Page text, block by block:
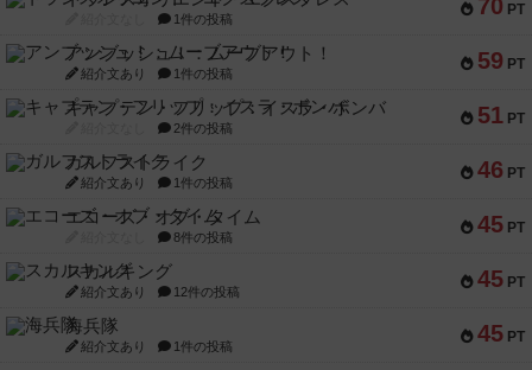
70 PT
1件の投稿
59 PT
アンブッシュ！：ムーブアウト！
紹介文あり 1件の投稿
51 PT
キャプテン・フリップ：イスラ・ボンバ
2件の投稿
46 PT
ガルフストライク
紹介文あり 1件の投稿
45 PT
エコーズ・オブ・タイム
8件の投稿
45 PT
スカルキング
紹介文あり 12件の投稿
45 PT
海兵隊
紹介文あり 1件の投稿